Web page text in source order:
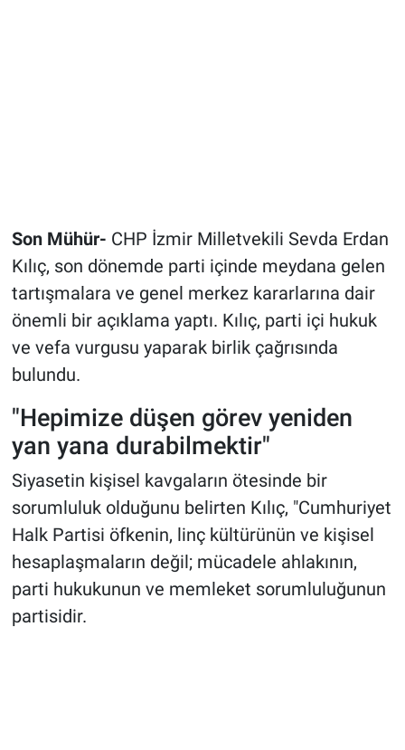
Son Mühür- CHP İzmir Milletvekili Sevda Erdan
Kılıç, son dönemde parti içinde meydana gelen
tartışmalara ve genel merkez kararlarına dair
önemli bir açıklama yaptı. Kılıç, parti içi hukuk
ve vefa vurgusu yaparak birlik çağrısında
bulundu.
"Hepimize düşen görev yeniden
yan yana durabilmektir"
Siyasetin kişisel kavgaların ötesinde bir
sorumluluk olduğunu belirten Kılıç, "Cumhuriyet
Halk Partisi öfkenin, linç kültürünün ve kişisel
hesaplaşmaların değil; mücadele ahlakının,
parti hukukunun ve memleket sorumluluğunun
partisidir.